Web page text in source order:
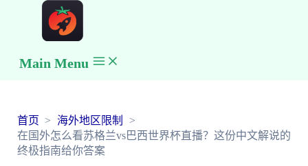
Main Menu
首页
海外地区限制
在国外怎么看苏格兰vs巴西世界杯直播？这份中文解说的
终极指南给你答案